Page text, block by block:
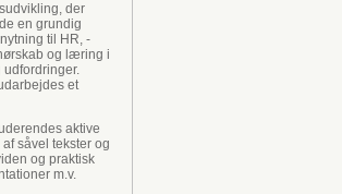
der
en grundig
til HR, -
og læring i
udfordringer.
et
aktive
såvel tekster og
og praktisk
m.v.